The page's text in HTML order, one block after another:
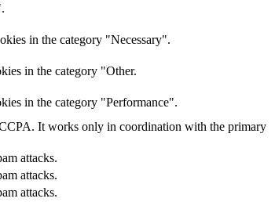
in the category "Necessary".
in the category "Other.
in the category "Performance".
It works only in coordination with the primary
attacks.
attacks.
attacks.